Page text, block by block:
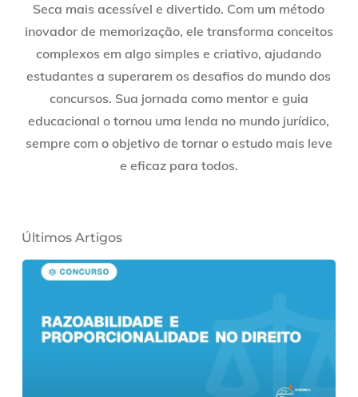
Seca mais acessível e divertido. Com um método
inovador de memorização, ele transforma conceitos
complexos em algo simples e criativo, ajudando
estudantes a superarem os desafios do mundo dos
concursos. Sua jornada como mentor e guia
educacional o tornou uma lenda no mundo jurídico,
sempre com o objetivo de tornar o estudo mais leve
e eficaz para todos.
Últimos Artigos